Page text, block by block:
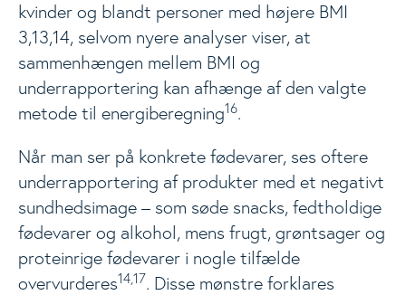
kvinder og blandt personer med højere BMI
3,13,14, selvom nyere analyser viser, at
sammenhængen mellem BMI og
underrapportering kan afhænge af den valgte
metode til energiberegning16.
Når man ser på konkrete fødevarer, ses oftere
underrapportering af produkter med et negativt
sundhedsimage – som søde snacks, fedtholdige
fødevarer og alkohol, mens frugt, grøntsager og
proteinrige fødevarer i nogle tilfælde
overvurderes14,17. Disse mønstre forklares